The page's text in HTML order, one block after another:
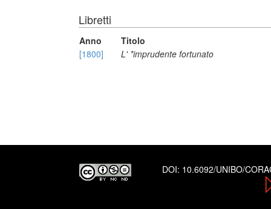
Libretti
Anno
Titolo
[1800]
L' *imprudente fortunato
DOI: 10.6092/UNIBO/